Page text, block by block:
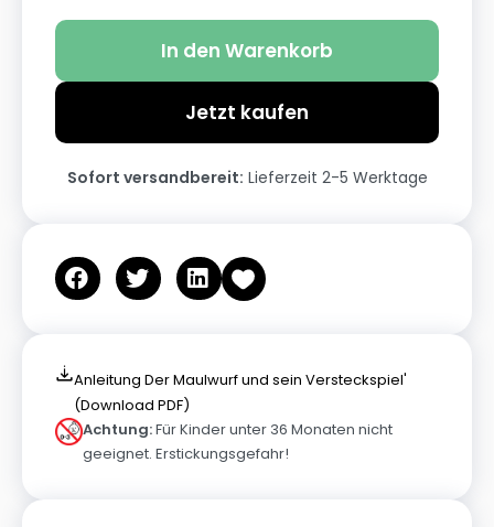
In den Warenkorb
Jetzt kaufen
Sofort versandbereit: Lieferzeit 2-5 Werktage
Anleitung Der Maulwurf und sein Versteckspiel'
(Download PDF)
Achtung:Für Kinder unter 36 Monaten nicht
geeignet. Erstickungsgefahr!